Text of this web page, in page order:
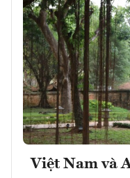
Việt Nam và